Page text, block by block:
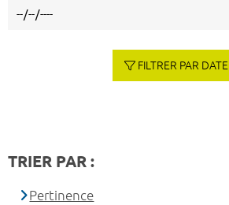
FILTRER PAR DATE
TRIER PAR :
Pertinence